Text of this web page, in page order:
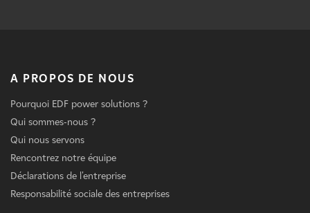
A PROPOS DE NOUS
Pourquoi EDF power solutions ?
Qui sommes-nous ?
Qui nous servons
Rencontrez notre équipe
Déclarations de l'entreprise
Responsabilité sociale des entreprises